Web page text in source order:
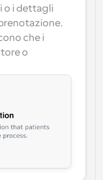
o i dettagli
che i
o